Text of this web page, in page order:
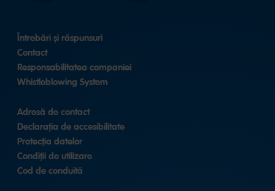
Întrebări și răspunsuri
Contact
Responsabilitatea companiei
Whistleblowing System
Adresă de contact
Declarația de accesibilitate
Protecția datelor
Condiții de utilizare
Cod de conduită